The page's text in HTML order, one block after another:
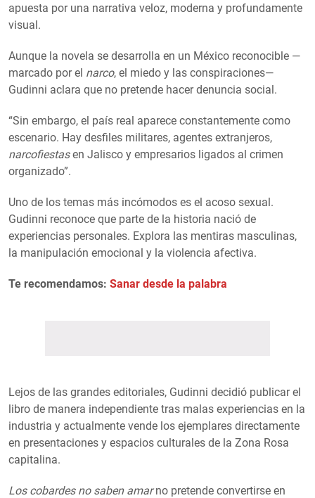
apuesta por una narrativa veloz, moderna y profundamente
visual.
Aunque la novela se desarrolla en un México reconocible —
marcado por el narco, el miedo y las conspiraciones—
Gudinni aclara que no pretende hacer denuncia social.
“Sin embargo, el país real aparece constantemente como
escenario. Hay desfiles militares, agentes extranjeros,
narcofiestasen Jalisco y empresarios ligados al crimen
organizado”.
Uno de los temas más incómodos es el acoso sexual.
Gudinni reconoce que parte de la historia nació de
experiencias personales. Explora las mentiras masculinas,
la manipulación emocional y la violencia afectiva.
Te recomendamos: Sanar desde la palabra
Lejos de las grandes editoriales, Gudinni decidió publicar el
libro de manera independiente tras malas experiencias en la
industria y actualmente vende los ejemplares directamente
en presentaciones y espacios culturales de la Zona Rosa
capitalina.
Los cobardes no saben amarno pretende convertirse en